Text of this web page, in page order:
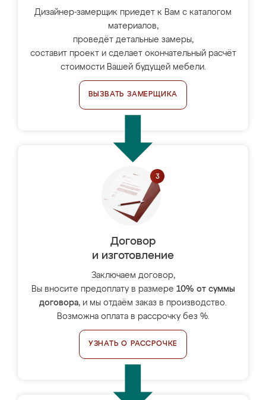
Дизайнер-замерщик приедет к Вам с каталогом
материалов,
проведёт детальные замеры,
составит проект и сделает окончательный расчёт
стоимости Вашей будущей мебели.
ВЫЗВАТЬ ЗАМЕРЩИКА
Договор
и изготовление
Заключаем договор,
Вы вносите предоплату в размере 10% от суммы
договора, и мы отдаём заказ в производство.
Возможна оплата в рассрочку без %.
УЗНАТЬ О РАССРОЧКЕ